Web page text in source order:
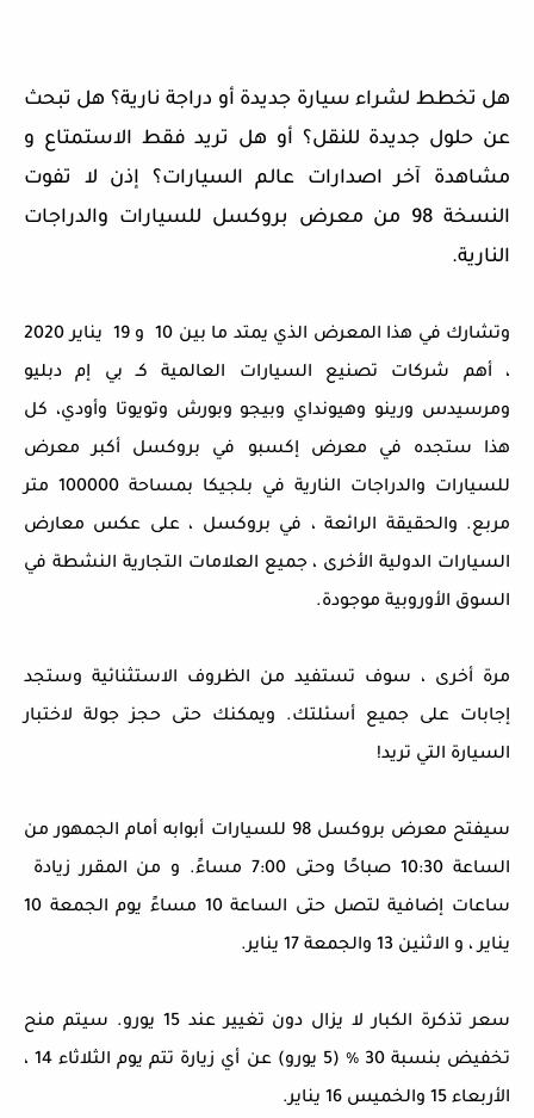
هل تخطط لشراء سيارة جديدة أو دراجة نارية؟ هل تبحث
عن حلول جديدة للنقل؟ أو هل تريد فقط الاستمتاع و
مشاهدة آخر اصدارات عالم السيارات؟ إذن لا تفوت
النسخة 98 من معرض بروكسل للسيارات والدراجات
النارية.
وتشارك في هذا المعرض الذي يمتد ما بين 10 و 19 يناير 2020
، أهم شركات تصنيع السيارات العالمية كـ بي إم دبليو
ومرسيدس ورينو وهيونداي وبيجو وبورش وتويوتا وأودي، كل
هذا ستجده في معرض إكسبو في بروكسل أكبر معرض
للسيارات والدراجات النارية في بلجيكا بمساحة 100000 متر
مربع. والحقيقة الرائعة ، في بروكسل ، على عكس معارض
السيارات الدولية الأخرى ، جميع العلامات التجارية النشطة في
السوق الأوروبية موجودة.
مرة أخرى ، سوف تستفيد من الظروف الاستثنائية وستجد
إجابات على جميع أسئلتك. ويمكنك حتى حجز جولة لاختبار
السيارة التي تريد!
سيفتح معرض بروكسل 98 للسيارات أبوابه أمام الجمهور من
الساعة 10:30 صباحًا وحتى 7:00 مساءً. و من المقرر زيادة
ساعات إضافية لتصل حتى الساعة 10 مساءً يوم الجمعة 10
يناير ، و الاثنين 13 والجمعة 17 يناير.
سعر تذكرة الكبار لا يزال دون تغيير عند 15 يورو. سيتم منح
تخفيض بنسبة 30 ٪ (5 يورو) عن أي زيارة تتم يوم الثلاثاء 14 ،
الأربعاء 15 والخميس 16 يناير.